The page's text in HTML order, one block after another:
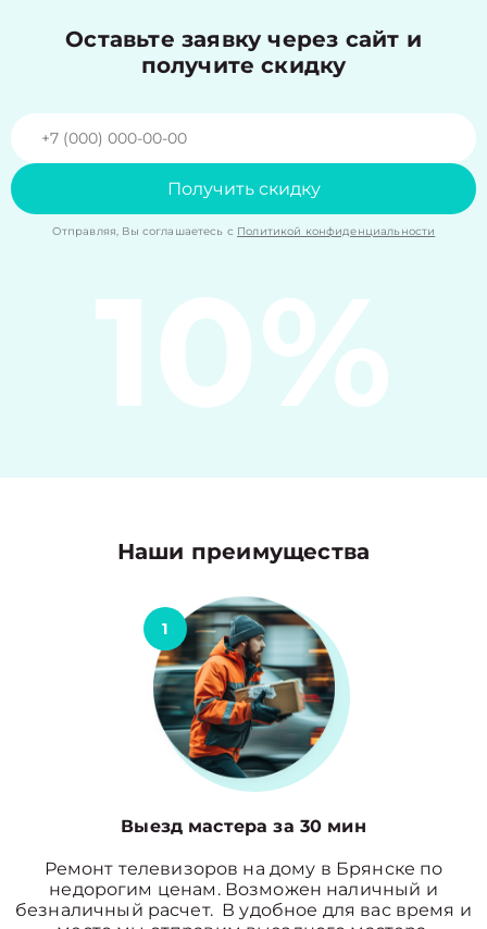
Оставьте заявку через сайт и
получите скидку
Получить скидку
Отправляя, Вы соглашаетесь с Политикой конфиденциальности
10%
Наши преимущества
1
Выезд мастера за 30 мин
Ремонт телевизоров на дому в Брянске по
недорогим ценам. Возможен наличный и
безналичный расчет. В удобное для вас время и